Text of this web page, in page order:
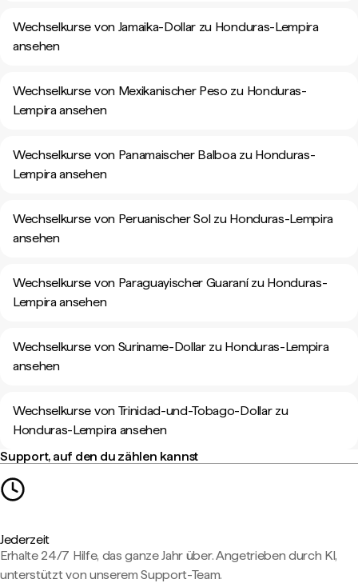
Wechselkurse von Jamaika-Dollar zu Honduras-Lempira
ansehen
Wechselkurse von Mexikanischer Peso zu Honduras-
Lempira ansehen
Wechselkurse von Panamaischer Balboa zu Honduras-
Lempira ansehen
Wechselkurse von Peruanischer Sol zu Honduras-Lempira
ansehen
Wechselkurse von Paraguayischer Guaraní zu Honduras-
Lempira ansehen
Wechselkurse von Suriname-Dollar zu Honduras-Lempira
ansehen
Wechselkurse von Trinidad-und-Tobago-Dollar zu
Honduras-Lempira ansehen
Support, auf den du zählen kannst
Jederzeit
Erhalte 24/7 Hilfe, das ganze Jahr über. Angetrieben durch KI,
unterstützt von unserem Support-Team.